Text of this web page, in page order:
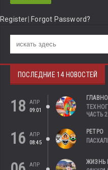
Register Forgot Password?
ПОСЛЕДНИЕ 14 НОВОСТЕЙ
18
АПР
09:01
ЧАСТЬ 2
16
АПР
08:45
РЕТРО
АПР
ЖИЗНЬ